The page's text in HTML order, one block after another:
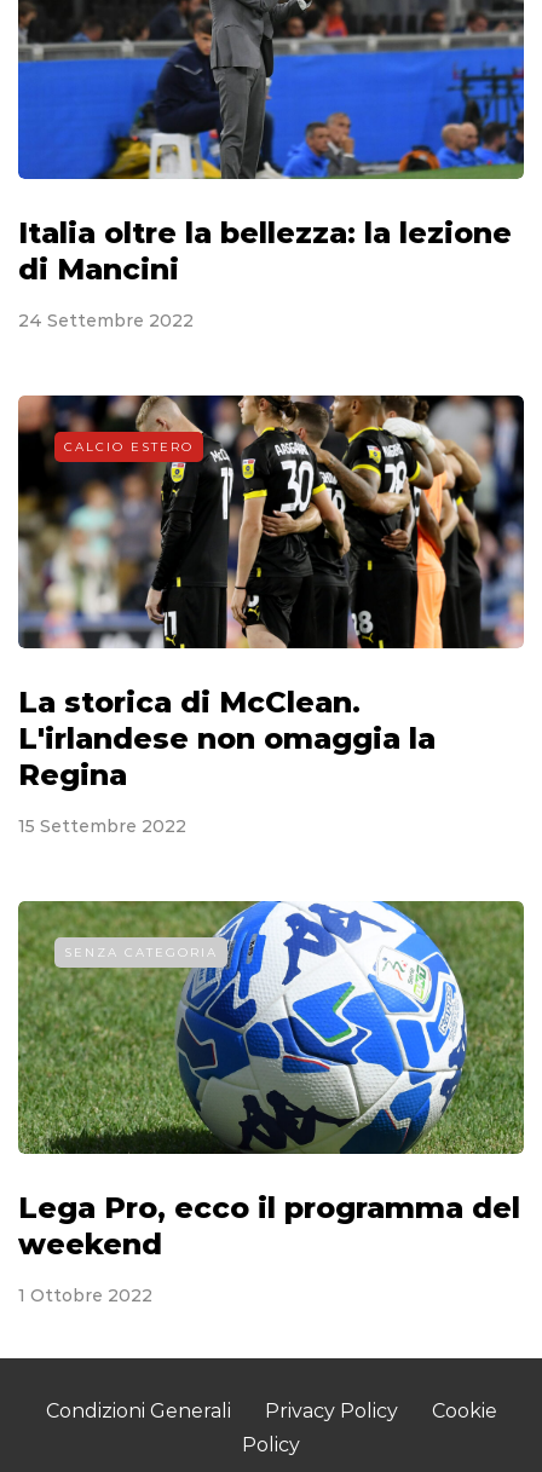
Italia oltre la bellezza: la lezione
di Mancini
24 Settembre 2022
CALCIO ESTERO
La storica di McClean.
L'irlandese non omaggia la
Regina
15 Settembre 2022
SENZA CATEGORIA
Lega Pro, ecco il programma del
weekend
1 Ottobre 2022
Condizioni Generali Privacy Policy
Cookie
Policy